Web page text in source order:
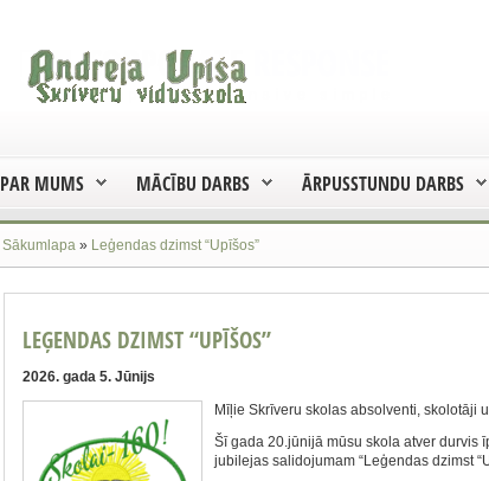
PAR MUMS MĀCĪBU DARBS ĀRPUSSTUNDU DARBS
Sākumlapa » Leģendas dzimst “Upīšos”
LEĢENDAS DZIMST “UPĪŠOS”
2026. gada 5. Jūnijs
Mīļie Skrīveru skolas absolventi, skolotāji
Šī gada 20.jūnijā mūsu skola atver durvis
jubilejas salidojumam “Leģendas dzimst